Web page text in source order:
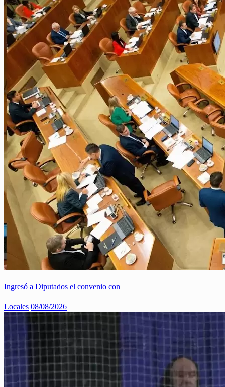
Ingresó a Diputados el convenio con
Locales 08/08/2026